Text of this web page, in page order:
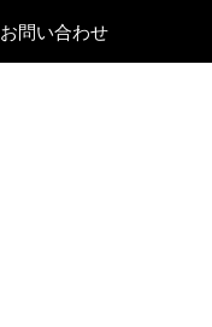
お問い合わせ